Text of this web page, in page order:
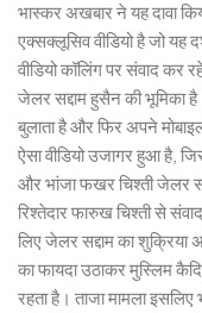
भास्कर अखबार ने यह दावा
एक्सक्लूसिव वीडियो है जो यह
वीडियो कॉलिंग पर संवाद कर
जेलर सद्दाम हुसैन की भूमिका
बुलाता है और फिर अपने
ऐसा वीडियो उजागर हुआ है,
और भांजा फखर चिश्ती जेलर
रिश्तेदार फारुख चिश्ती से
लिए जेलर सद्दाम का शुक्रिया
का फायदा उठाकर मुस्लिम
रहता है। ताजा मामला